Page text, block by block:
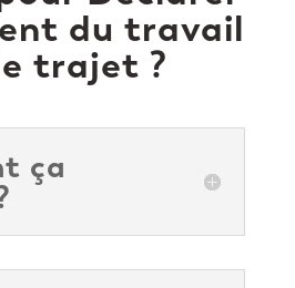
du travail
trajet ?
ça